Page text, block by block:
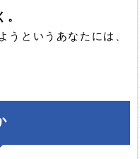
。
うというあなたには、